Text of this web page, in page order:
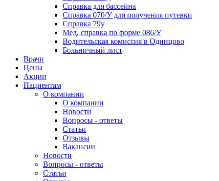
Справка для бассейна
Справка 070/У для получения путевки
Справка 79у
Мед. справка по форме 086/У
Водительская комиссия в Одинцово
Больничный лист
Врачи
Цены
Акции
Пациентам
О компании
О компании
Новости
Вопросы - ответы
Статьи
Отзывы
Вакансии
Новости
Вопросы - ответы
Статьи